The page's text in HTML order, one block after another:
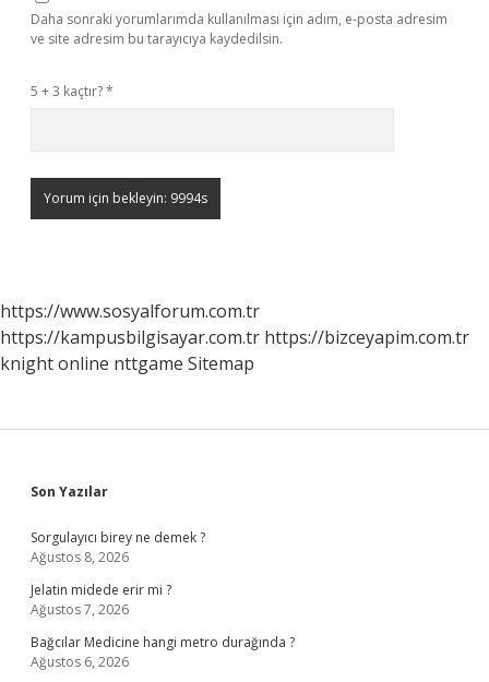
Daha sonraki yorumlarımda kullanılması için adım, e-posta adresim
ve site adresim bu tarayıcıya kaydedilsin.
5 + 3 kaçtır?*
https://www.sosyalforum.com.tr
https://kampusbilgisayar.com.tr https://bizceyapim.com.tr
knight online nttgame Sitemap
Sidebar
Son Yazılar
Sorgulayıcı birey ne demek ?
Ağustos 8, 2026
Jelatin midede erir mi ?
Ağustos 7, 2026
Bağcılar Medicine hangi metro durağında ?
Ağustos 6, 2026